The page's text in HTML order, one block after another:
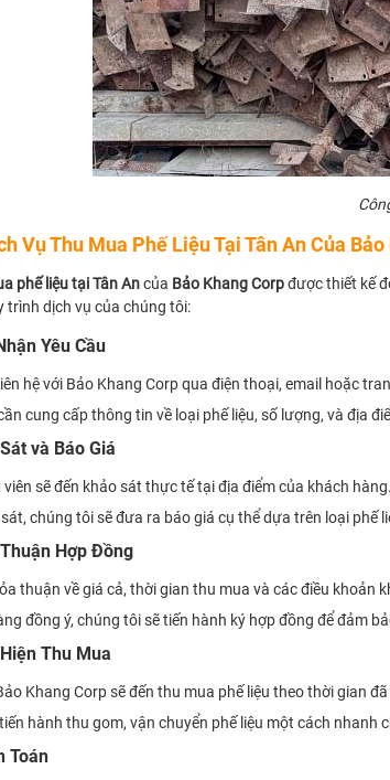
Vụ Thu Mua Phế Liệu Tại Tân An Của
phế liệu tại Tân Ancủa Bảo Khang Corpđược thiết kế
trình dịch vụ của chúng tôi:
Yêu Cầu
hệ với Bảo Khang Corp qua điện thoại, email hoặc
cung cấp thông tin về loại phế liệu, số lượng, và địa
và Báo Giá
sẽ đến khảo sát thực tế tại địa điểm của khách hàng.
chúng tôi sẽ đưa ra báo giá cụ thể dựa trên loại phế
Hợp Đồng
thuận về giá cả, thời gian thu mua và các điều khoản
đồng ý, chúng tôi sẽ tiến hành ký hợp đồng để đảm
Thu Mua
Khang Corp sẽ đến thu mua phế liệu theo thời gian
hành thu gom, vận chuyển phế liệu một cách nhanh
Toán